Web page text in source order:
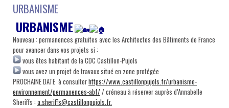
URBANISME
URBANISME
Nouveau : permanences gratuites avec les Architectes des Bâtiments de France
pour avancer dans vos projets si :
vous êtes habitant de la CDC Castillon-Pujols
vous avez un projet de travaux situé en zone protégée
PROCHAINE DATE à consulterhttps://www.castillonpujols.fr/urbanisme-
environnement/permanences-abf// créneau à réserver auprès d’Annabelle
Sheriffs : a.sheriffs@castillonpujols.fr.